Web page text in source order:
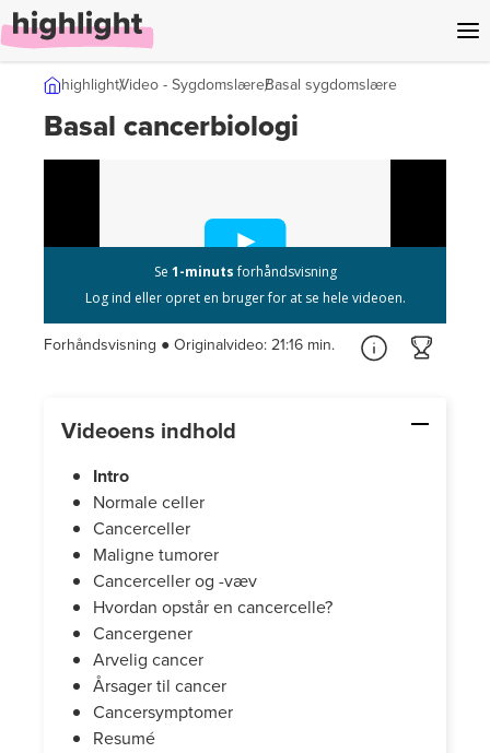
highlightVideo - SygdomslæreBasal sygdomslære
Basal cancerbiologi
Forhåndsvisning ● Originalvideo:21:16 min.
Videoens indhold
Intro
Normale celler
Cancerceller
Maligne tumorer
Cancerceller og -væv
Hvordan opstår en cancercelle?
Cancergener
Arvelig cancer
Årsager til cancer
Cancersymptomer
Resumé